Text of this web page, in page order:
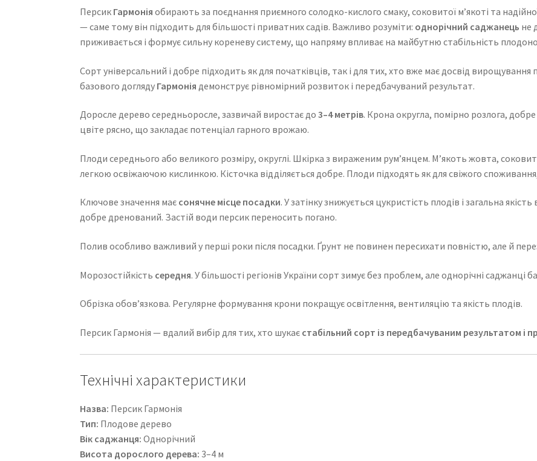
Персик Гармонія обирають за поєднання приємного солодко-кислого смаку, соковитої м’якоті та
— саме тому він підходить для більшості приватних садів. Важливо розуміти: однорічний саджанець не
приживається і формує сильну кореневу систему, що напряму впливає на майбутню стабільність
Сорт універсальний і добре підходить як для початківців, так і для тих, хто вже має досвід
базового догляду Гармонія демонструє рівномірний розвиток і передбачуваний результат.
Доросле дерево середньоросле, зазвичай виростає до 3–4 метрів. Крона округла, помірно розлога,
цвіте рясно, що закладає потенціал гарного врожаю.
Плоди середнього або великого розміру, округлі. Шкірка з вираженим рум’янцем. М’якоть жовта,
легкою освіжаючою кислинкою. Кісточка відділяється добре. Плоди підходять як для свіжого
Ключове значення має сонячне місце посадки. У затінку знижується цукристість плодів і загальна
добре дренований. Застій води персик переносить погано.
Полив особливо важливий у перші роки після посадки. Ґрунт не повинен пересихати повністю, але й
Морозостійкість середня. У більшості регіонів України сорт зимує без проблем, але однорічні
Обрізка обов’язкова. Регулярне формування крони покращує освітлення, вентиляцію та якість плодів.
Персик Гармонія — вдалий вибір для тих, хто шукає стабільний сорт із передбачуваним результатом і
Технічні характеристики
Назва: Персик Гармонія
Тип: Плодове дерево
Вік саджанця: Однорічний
Висота дорослого дерева: 3–4 м